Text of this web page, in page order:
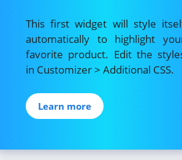
This first widget will style
automatically to highlight
favorite product. Edit the
in Customizer > Additional CSS.
Learn more